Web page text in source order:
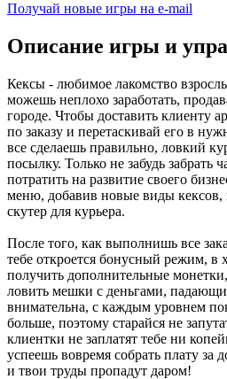
Получай новые игры на e-mail
Описание игры и
Кексы - любимое лакомство
можешь неплохо заработать,
городе. Чтобы доставить клиенту
по заказу и перетаскивай его в
все сделаешь правильно, ловкий
посылку. Только не забудь забрать
потратить на развитие своего
меню, добавив новые виды кексов,
скутер для курьера.
После того, как выполнишь все
тебе откроется бонусный режим, в
получить дополнительные
ловить мешки с деньгами,
внимательна, с каждым уровнем
больше, поэтому старайся не
клиентки не заплатят тебе ни
успеешь вовремя собрать плату за
и твои труды пропадут даром!